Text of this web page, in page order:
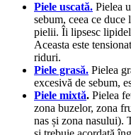
Piele uscată. Pielea
sebum, ceea ce duce
pielii. Îi lipsesc
Aceasta este
riduri.
Piele grasă. Pielea
excesivă de sebum,
Piele mixtă. Pielea
zona buzelor, zona
nas și zona nasului).